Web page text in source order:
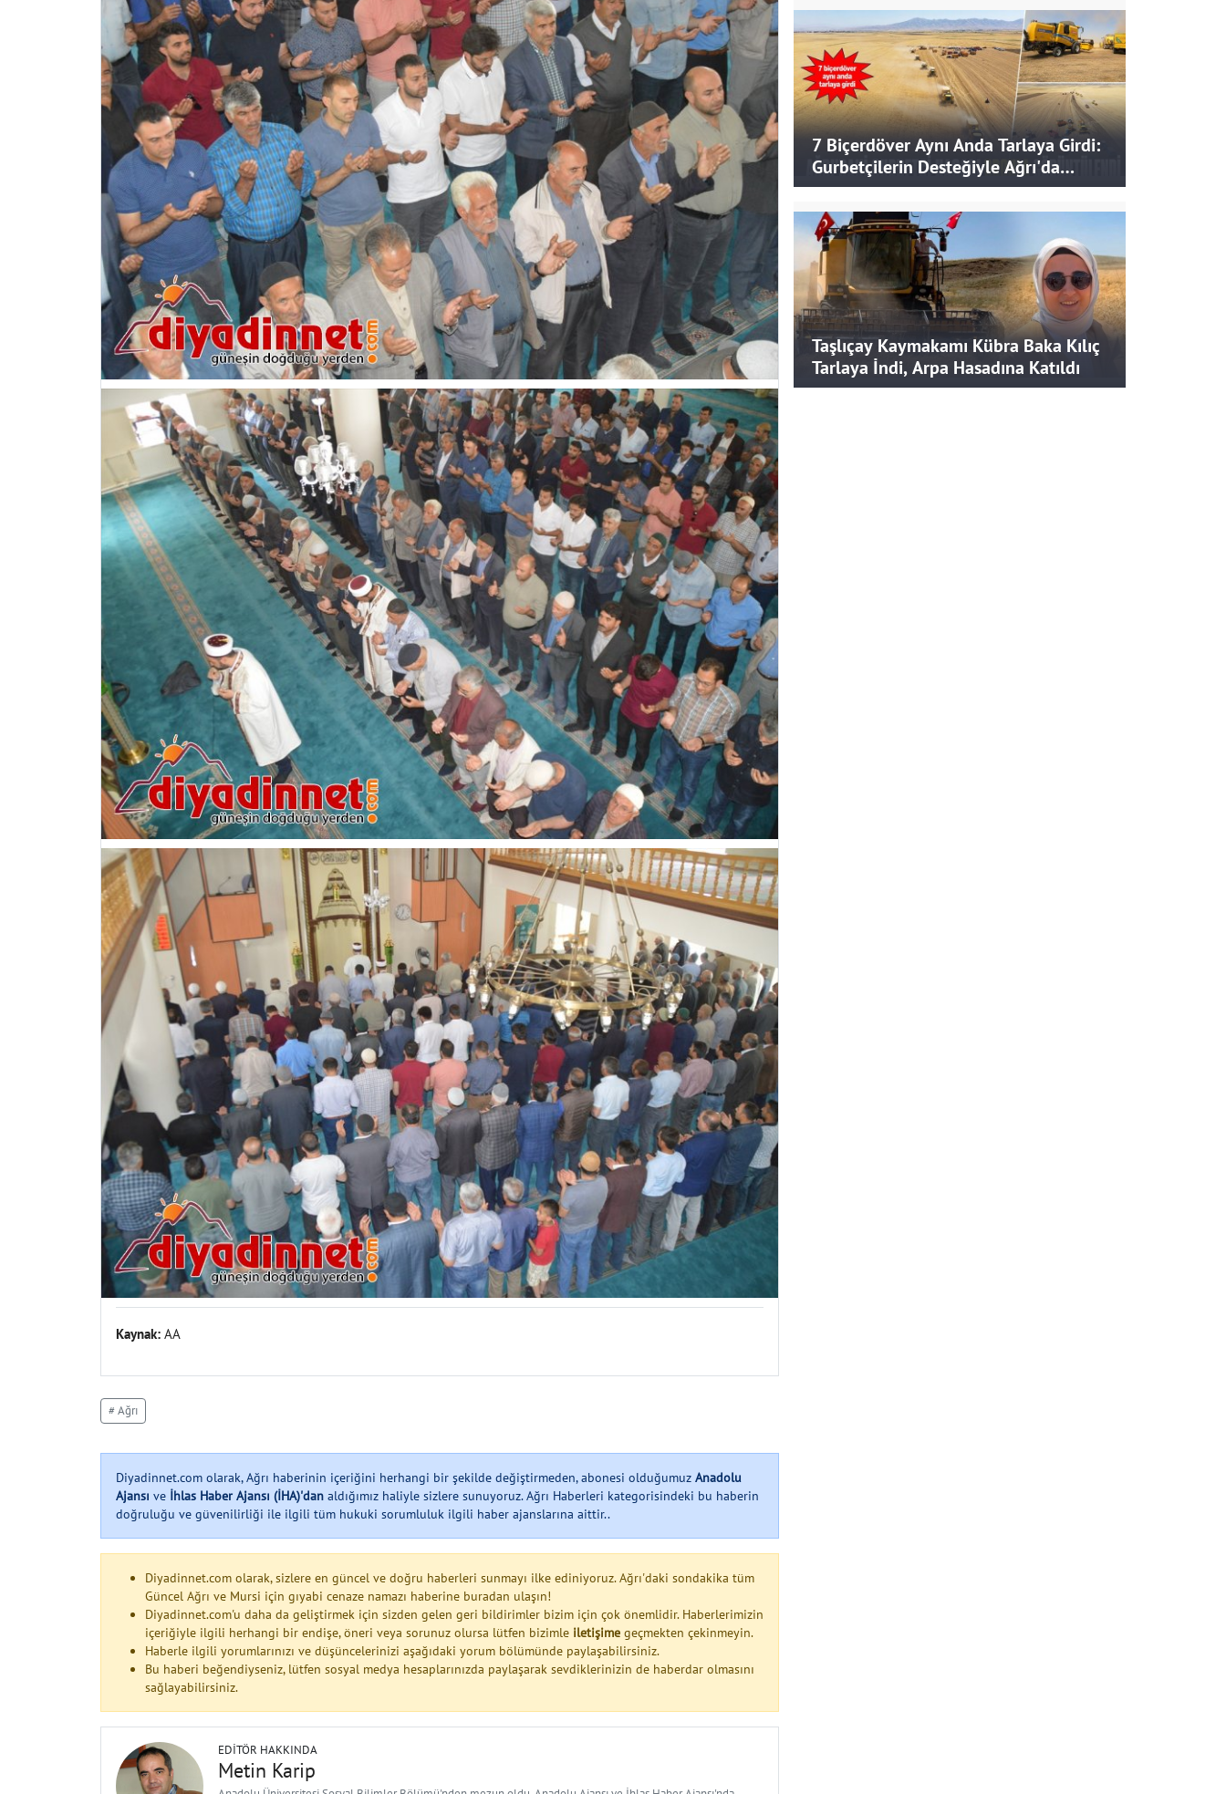
Kaynak: AA
# Ağrı
Diyadinnet.com olarak, Ağrı haberinin içeriğini herhangi bir şekilde değiştirmeden, abonesi olduğumuz Anadolu
Ajansı ve İhlas Haber Ajansı (İHA)'dan aldığımız haliyle sizlere sunuyoruz. Ağrı Haberleri kategorisindeki bu haberin
doğruluğu ve güvenilirliği ile ilgili tüm hukuki sorumluluk ilgili haber ajanslarına aittir..
Diyadinnet.com olarak, sizlere en güncel ve doğru haberleri sunmayı ilke ediniyoruz. Ağrı'daki sondakika tüm
Güncel Ağrı ve Mursi için gıyabi cenaze namazı haberine buradan ulaşın!
Diyadinnet.com'u daha da geliştirmek için sizden gelen geri bildirimler bizim için çok önemlidir. Haberlerimizin
içeriğiyle ilgili herhangi bir endişe, öneri veya sorunuz olursa lütfen bizimle iletişime geçmekten çekinmeyin.
Haberle ilgili yorumlarınızı ve düşüncelerinizi aşağıdaki yorum bölümünde paylaşabilirsiniz.
Bu haberi beğendiyseniz, lütfen sosyal medya hesaplarınızda paylaşarak sevdiklerinizin de haberdar olmasını
sağlayabilirsiniz.
EDITÖR HAKKINDA
Metin Karip
7 Biçerdöver Aynı Anda Tarlaya Girdi:
Gurbetçilerin Desteğiyle Ağrı'da
Bereketli Hasat
Taşlıçay Kaymakamı Kübra Baka Kılıç
Tarlaya İndi, Arpa Hasadına Katıldı